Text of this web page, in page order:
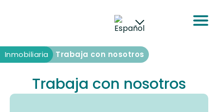
Inmobiliaria
Inmobiliaria Trabaja con nosotros
Trabaja con nosotros